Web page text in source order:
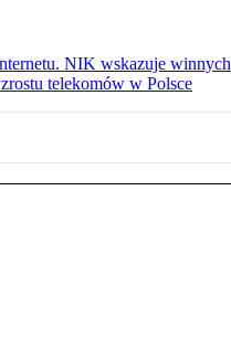
NIK wskazuje winnych
telekomów w Polsce